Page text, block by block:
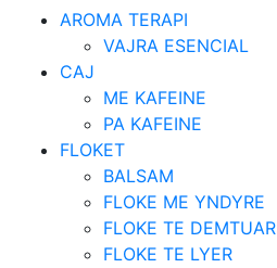
AROMA TERAPI
VAJRA ESENCIAL
CAJ
ME KAFEINE
PA KAFEINE
FLOKET
BALSAM
FLOKE ME YNDYRE
FLOKE TE DEMTUAR
FLOKE TE LYER